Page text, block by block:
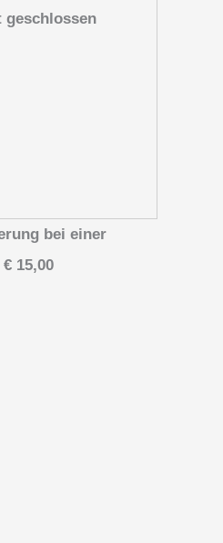
geschlossen
bei einer
€ 15,00